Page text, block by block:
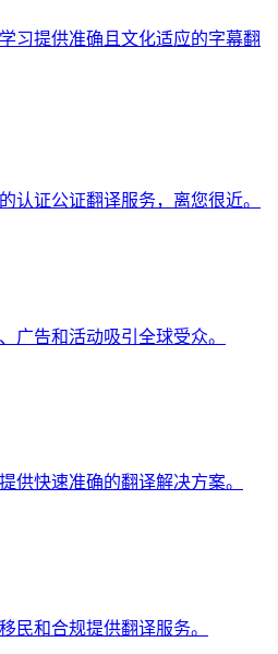
习提供准确且文化适应的字幕翻
认证公证翻译服务，离您很近。
广告和活动吸引全球受众。
供快速准确的翻译解决方案。
民和合规提供翻译服务。